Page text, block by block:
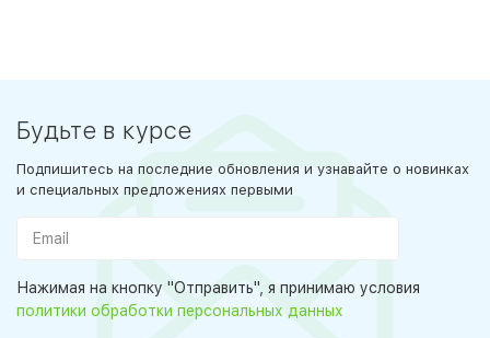
Будьте в курсе
Подпишитесь на последние обновления и узнавайте о новинках
и специальных предложениях первыми
Нажимая на кнопку "Отправить", я принимаю условия
политики обработки персональных данных